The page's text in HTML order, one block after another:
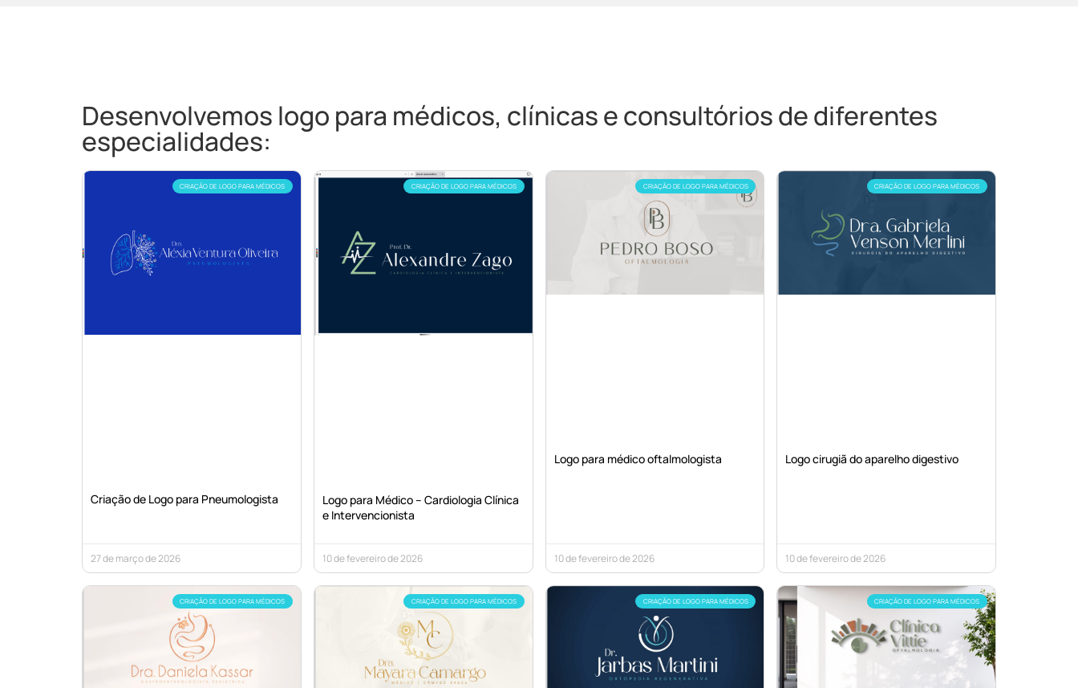
Desenvolvemos logo para médicos, clínicas e consultórios de diferentes
especialidades:
CRIAÇÃO DE LOGO PARA MÉDICOS
Criação de Logo para Pneumologista
27 de março de 2026
CRIAÇÃO DE LOGO PARA MÉDICOS
Logo para Médico – Cardiologia Clínica
e Intervencionista
10 de fevereiro de 2026
CRIAÇÃO DE LOGO PARA MÉDICOS
Logo para médico oftalmologista
10 de fevereiro de 2026
CRIAÇÃO DE LOGO PARA MÉDICOS
Logo cirugiã do aparelho digestivo
10 de fevereiro de 2026
CRIAÇÃO DE LOGO PARA MÉDICOS CRIAÇÃO DE LOGO PARA MÉDICOS CRIAÇÃO DE LOGO PARA MÉDICOS CRIAÇÃO DE LOGO PARA MÉDICOS